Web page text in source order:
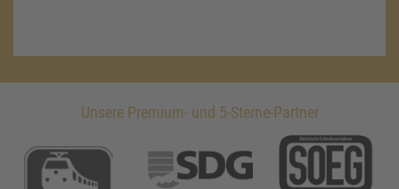
Unsere Premium- und 5-Sterne-Partner